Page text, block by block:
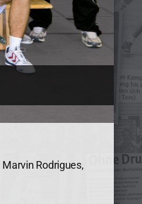
Rodrigues,